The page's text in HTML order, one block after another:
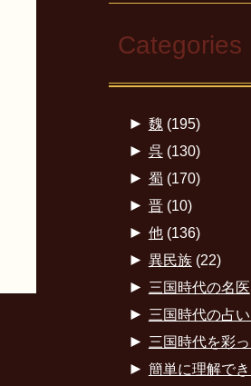
Categories
► 魏 (195)
► 呉(130)
► 蜀 (170)
► 晋(10)
► 他(136)
► 異民族(22)
► 三国時代の名医
► 三国時代の占
► 三国時代を彩
► 簡単に理解で